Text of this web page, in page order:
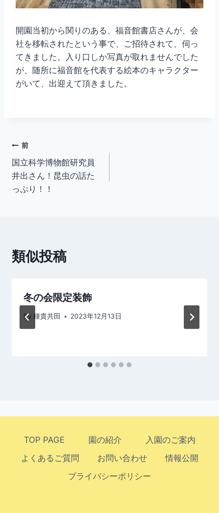
開園当初から関りのある、福音館書店さんが、会
社を移転されたという事で、ご招待されて、伺っ
てきました。入り口しか写真が取れませんでした
が、随所に福音館を代表する絵本のキャラクター
がいて、出迎えて頂きました。
投
稿
ナ
ー
ョ
ン
前
国立科学博物館研究員
井出さん！昆虫の話た
っぷり！！
類似投稿
冬の会限定装飾
By 鍾貴共田 2023年12月13日
TOP PAGE 園の紹介
入園のご案内
よくあるご質問
お問い合わせ
情報公開
プライバシーポリシー